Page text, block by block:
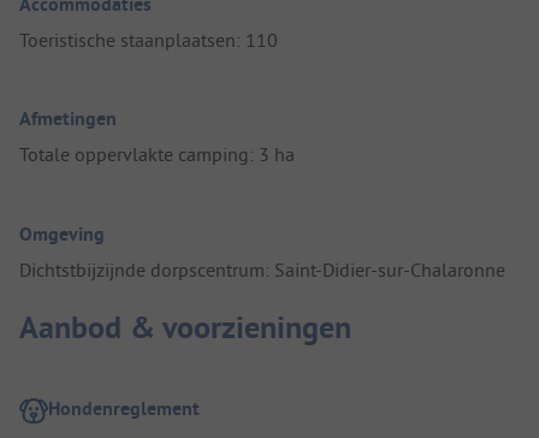
Toeristische staanplaatsen: 110
Afmetingen
Totale oppervlakte camping: 3 ha
Omgeving
Dichtstbijzijnde dorpscentrum: Saint-Didier-sur-Chalaronne
Aanbod & voorzieningen
Hondenreglement